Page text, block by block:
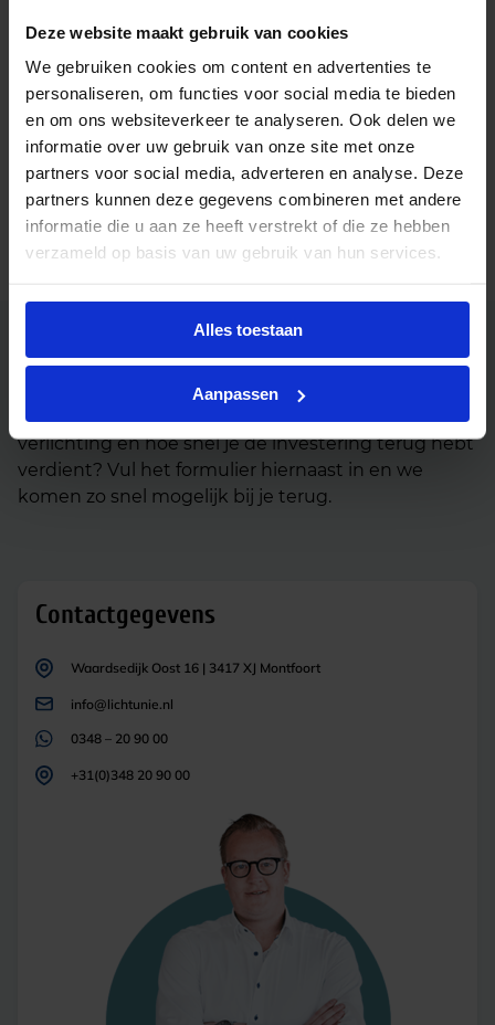
Deze website maakt gebruik van cookies
We gebruiken cookies om content en advertenties te
personaliseren, om functies voor social media te bieden
en om ons websiteverkeer te analyseren. Ook delen we
informatie over uw gebruik van onze site met onze
partners voor social media, adverteren en analyse. Deze
partners kunnen deze gegevens combineren met andere
informatie die u aan ze heeft verstrekt of die ze hebben
verzameld op basis van uw gebruik van hun services.
Alles toestaan
Aanpassen
BespaarScan aanvragen? Neem contact op!
Wil jij weten hoeveel je kunt besparen met LED
verlichting en hoe snel je de investering terug hebt
verdient? Vul het formulier hiernaast in en we
komen zo snel mogelijk bij je terug.
Contactgegevens
Waardsedijk Oost 16 | 3417 XJ Montfoort
info@lichtunie.nl
0348 – 20 90 00
+31(0)348 20 90 00